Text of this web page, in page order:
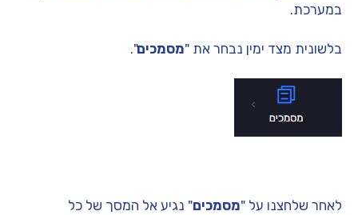
במערכת.
בלשונית מצד ימין נבחר את "מסמכים".
לאחר שלחצנו על "מסמכים" נגיע אל המסך של כל